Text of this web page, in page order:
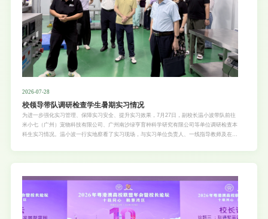
2026-07-28
校领导带队调研检查学生暑期实习情况
为进一步强化实习管理、保障实习安全、提升实习效果，7月27日，副校长温小波带队前往
米小七（广州）宠物科技有限公司、广州南沙绿亨育种科学研究有限公司等单位调研检查本
科生实习情况。温小波一行实地察看了实习现场，与实习单位负责人、一线指导教师及在岗
质实习平台。他表示，希望全体实习生珍惜实践锻炼机遇，立足岗位勤学苦练，在实践中锤
实习单位规章制度和操作规程，密切关注极